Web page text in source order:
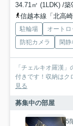
34.71㎡ (1LDK) /築
信越本線「北高
駐輪場 オートロ
防犯カメラ
閑
「チェルキオ羅漢
付きです！収納はク
見る
募集中の部屋
5